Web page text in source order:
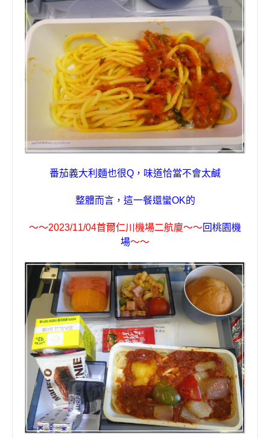
番茄義大利麵也很Q ，味道恰當不會太鹹
整體而言，這一餐還蠻OK的
〜〜2023/11/04首爾仁川機場二航廈〜〜回桃園機
場〜〜